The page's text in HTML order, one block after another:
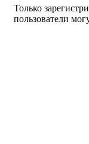
Только
пользователи